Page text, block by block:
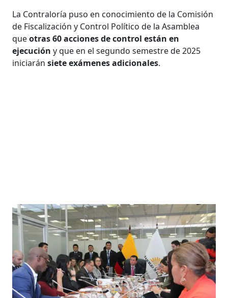
La Contraloría puso en conocimiento de la Comisión
de Fiscalización y Control Político de la Asamblea
queotras 60 acciones de control están en
ejecución y que en el segundo semestre de 2025
iniciaránsiete exámenes adicionales.